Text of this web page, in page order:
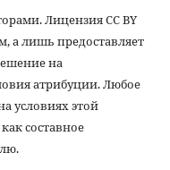
Лицензия CC BY
а лишь предоставляет
на
атрибуции. Любое
условиях этой
составное